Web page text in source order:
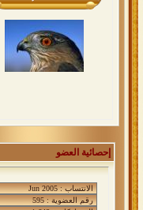
إحصائية العضو